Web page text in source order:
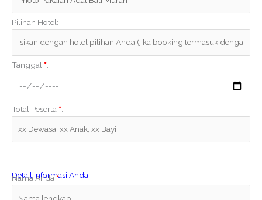
Pilihan Hotel:
Tanggal *:
Total Peserta *:
Detail Informasi Anda:
Nama Anda*: